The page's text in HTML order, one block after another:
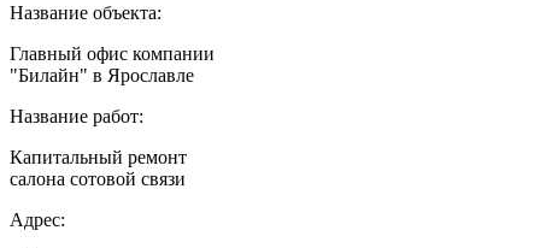
Название объекта:
Главный офис компании
"Билайн" в Ярославле
Название работ:
Капитальный ремонт
салона сотовой связи
Адрес: